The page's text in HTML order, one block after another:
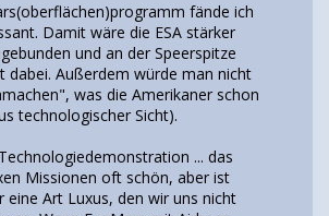
fände ich
Damit wäre die ESA stärker
und an der Speerspitze
dabei. Außerdem würde man nicht
was die Amerikaner schon
technologischer Sicht).
... das
Missionen oft schön, aber ist
Art Luxus, den wir uns nicht